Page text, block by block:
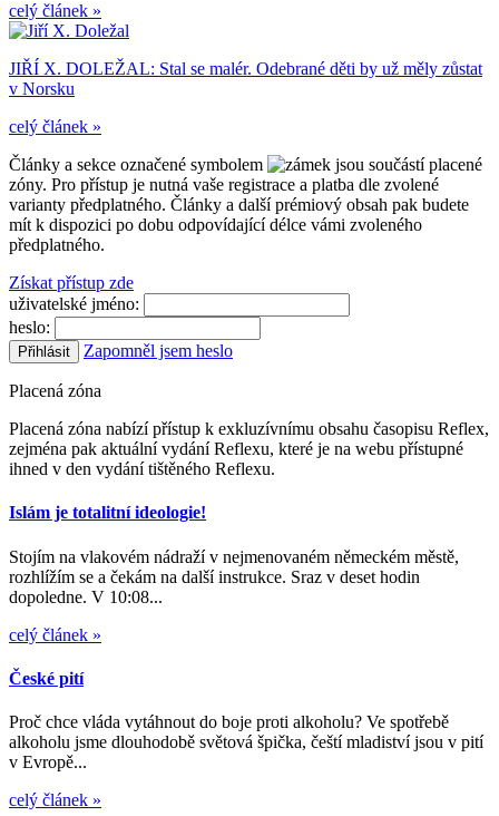
celý článek »
JIŘÍ X. DOLEŽAL: Stal se malér. Odebrané děti by už měly zůstat
v Norsku
celý článek »
Články a sekce označené symbolem
jsou součástí placené
zóny. Pro přístup je nutná vaše registrace a platba dle zvolené
varianty předplatného. Články a další prémiový obsah pak budete
mít k dispozici po dobu odpovídající délce vámi zvoleného
předplatného.
Získat přístup zde
uživatelské jméno:
heslo:
Zapomněl jsem heslo
Placená zóna
Placená zóna nabízí přístup k exkluzívnímu obsahu časopisu Reflex,
zejména pak aktuální vydání Reflexu, které je na webu přístupné
ihned v den vydání tištěného Reflexu.
Islám je totalitní ideologie!
Stojím na vlakovém nádraží v nejmenovaném německém městě,
rozhlížím se a čekám na další instrukce. Sraz v deset hodin
dopoledne. V 10:08...
celý článek »
České pití
Proč chce vláda vytáhnout do boje proti alkoholu? Ve spotřebě
alkoholu jsme dlouhodobě světová špička, čeští mladiství jsou v pití
v Evropě...
celý článek »